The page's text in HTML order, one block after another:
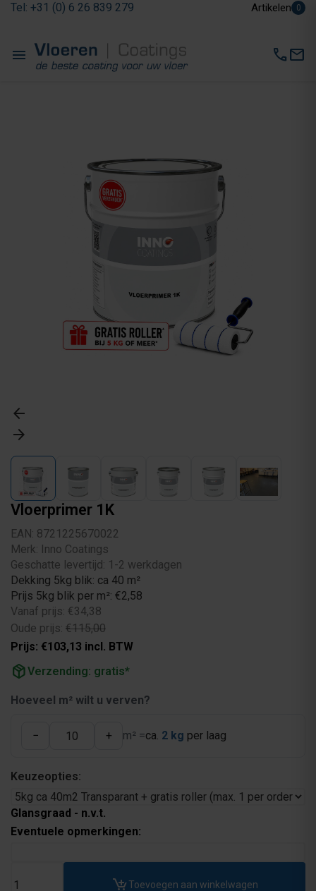
Tel: +31 (0) 6 26 839 279 Artikelen 0
menu callmail
arrow_back
arrow_forward
Vloerprimer 1K
EAN: 8721225670022
Merk: Inno Coatings
Geschatte levertijd: 1-2 werkdagen
Dekking 5kg blik: ca 40 m²
Prijs 5kg blik per m²: €2,58
Vanaf prijs: €34,38
Oude prijs: €115,00
Prijs: €103,13 incl. BTW
package_2Verzending: gratis*
Hoeveel m² wilt u verven?
− + m² =ca. 2 kg per laag
Keuzeopties:
Glansgraad - n.v.t.
Eventuele opmerkingen:
Toevoegen aan winkelwagen